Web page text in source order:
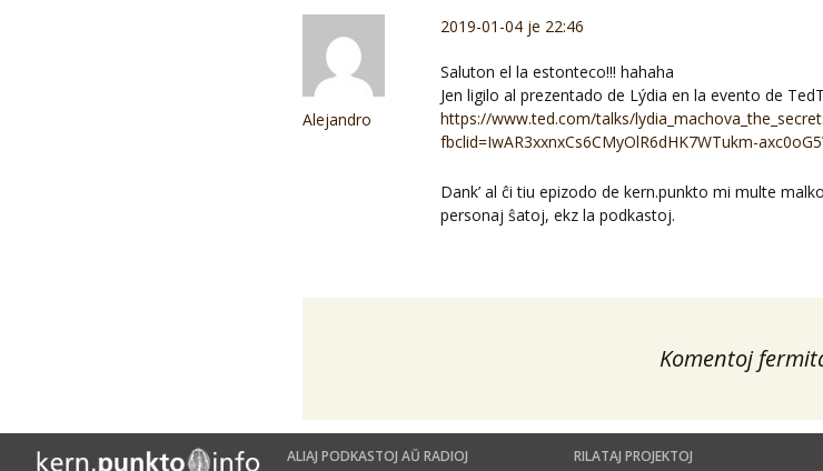
Alejandro
2019-01-04 je 22:46
Saluton el la estonteco!!! hahaha
Jen ligilo al prezentado de Lýdia en la evento de
https://www.ted.com/talks/
fbclid=IwAR3xxnxCs6CMyOlR6dHK7WTukm-
Dank’ al ĉi tiu epizodo de kern.punkto mi multe
personaj ŝatoj, ekz la podkastoj.
Komentoj
ALIAJ PODKASTOJ AŬ RADIOJ RILATAJ PROJEKTOJ